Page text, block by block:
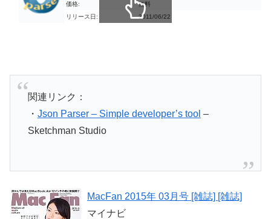
価格:
無料
リリース日:
2011/06/22
関連リンク：
・ Json Parser – Simple developer’s tool –
Sketchman Studio
MacFan 2015年 03月号 [雑誌] [雑誌]
マイナビ